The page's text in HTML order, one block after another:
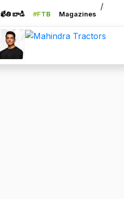
ఖేతి బాడి #FTB Magazines
/a>